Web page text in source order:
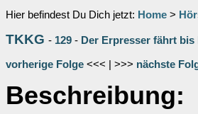
Hier befindest Du Dich jetzt: Home >
TKKG - 129 - Der Erpresser fährt
vorherige Folge <<< | >>> nächste
Beschreibung: